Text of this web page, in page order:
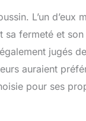
pour les
L’un d’eux
fermeté et
jugés
auraient
pour ses